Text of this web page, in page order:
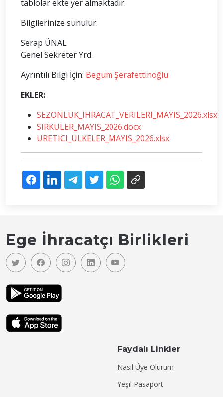
tablolar ekte yer almaktadır.
Bilgilerinize sunulur.
Serap ÜNAL
Genel Sekreter Yrd.
Ayrıntılı Bilgi İçin: Begüm Şerafettinoğlu
EKLER:
SEZONLUK_IHRACAT_VERILERI_MAYIS_2026.xlsx
SIRKULER_MAYIS_2026.docx
URETICI_ULKELER_MAYIS_2026.xlsx
Ege İhracatçı Birlikleri
Faydalı Linkler
Nasıl Üye Olurum
Yeşil Pasaport